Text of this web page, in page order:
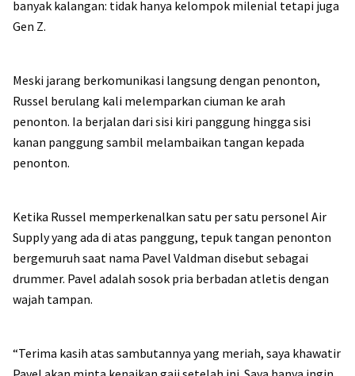
banyak kalangan: tidak hanya kelompok milenial tetapi juga
Gen Z.
Meski jarang berkomunikasi langsung dengan penonton,
Russel berulang kali melemparkan ciuman ke arah
penonton. Ia berjalan dari sisi kiri panggung hingga sisi
kanan panggung sambil melambaikan tangan kepada
penonton.
Ketika Russel memperkenalkan satu per satu personel Air
Supply yang ada di atas panggung, tepuk tangan penonton
bergemuruh saat nama Pavel Valdman disebut sebagai
drummer. Pavel adalah sosok pria berbadan atletis dengan
wajah tampan.
“Terima kasih atas sambutannya yang meriah, saya khawatir